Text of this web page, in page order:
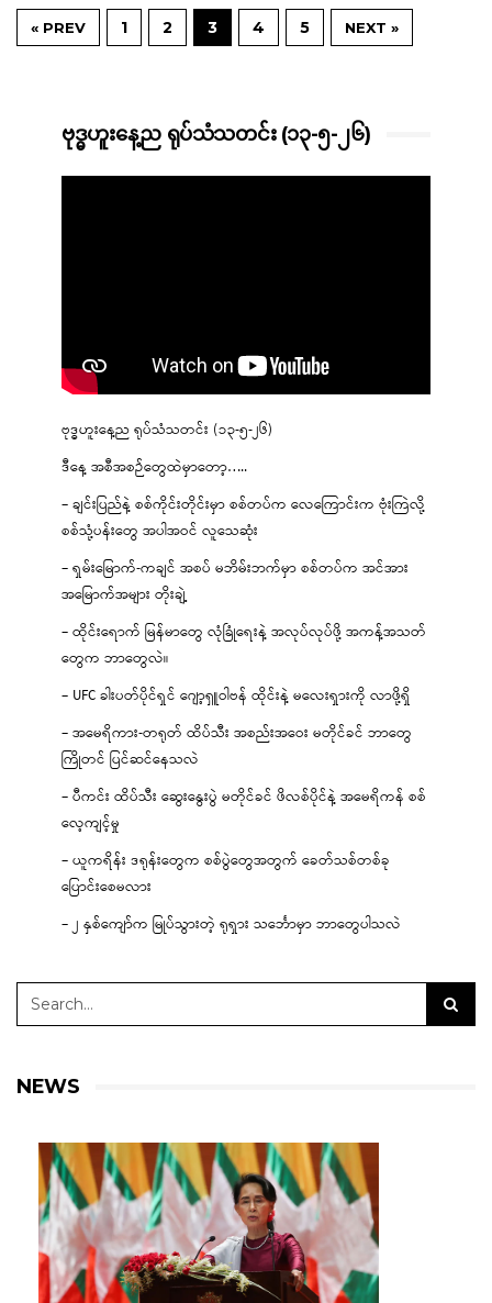
« PREV 1 2 3 4 5 NEXT »
ဗုဒ္ဓဟူးနေ့ည ရုပ်သံသတင်း (၁၃-၅-၂၆)
ဗုဒ္ဓဟူးနေ့ည ရုပ်သံသတင်း (၁၃-၅-၂၆)
ဒီနေ့ အစီအစဉ်တွေထဲမှာတော့…..
– ချင်းပြည်နဲ့ စစ်ကိုင်းတိုင်းမှာ စစ်တပ်က လေကြောင်းက ဗုံးကြဲလို့
စစ်သုံ့ပန်းတွေ အပါအဝင် လူသေဆုံး
– ရှမ်းမြောက်-ကချင် အစပ် မဘိမ်းဘက်မှာ စစ်တပ်က အင်အား
အမြောက်အများ တိုးချဲ့
– ထိုင်းရောက် မြန်မာတွေ လုံခြုံရေးနဲ့ အလုပ်လုပ်ဖို့ အကန့်အသတ်
တွေက ဘာတွေလဲ။
– UFC ခါးပတ်ပိုင်ရှင် ဂျော့ရှူဝါဗန် ထိုင်းနဲ့ မလေးရှားကို လာဖို့ရှိ
– အမေရိကား-တရုတ် ထိပ်သီး အစည်းအဝေး မတိုင်ခင် ဘာတွေ
ကြိုတင် ပြင်ဆင်နေသလဲ
– ပီကင်း ထိပ်သီး ဆွေးနွေးပွဲ မတိုင်ခင် ဖိလစ်ပိုင်နဲ့ အမေရိကန် စစ်
လေ့ကျင့်မှု
– ယူကရိန်း ဒရုန်းတွေက စစ်ပွဲတွေအတွက် ခေတ်သစ်တစ်ခု
ပြောင်းစေမလား
– ၂ နှစ်ကျော်က မြုပ်သွားတဲ့ ရုရှား သင်္ဘောမှာ ဘာတွေပါသလဲ
NEWS